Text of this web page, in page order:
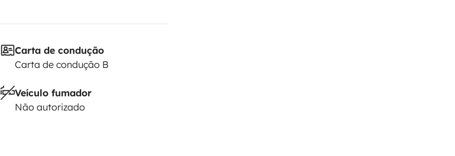
Carta de condução
Carta de condução B
Veículo fumador
Não autorizado